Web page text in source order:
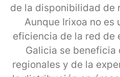
de la disponibilidad de
Aunque Irixoa no es
eficiencia de la red de
Galicia se beneficia
regionales y de la